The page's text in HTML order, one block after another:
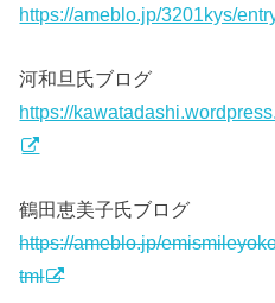
https://ameblo.jp/3201kys/
河和旦氏ブログ
https://
鶴田恵美子氏ブログ
https://ameblo.jp/
tml